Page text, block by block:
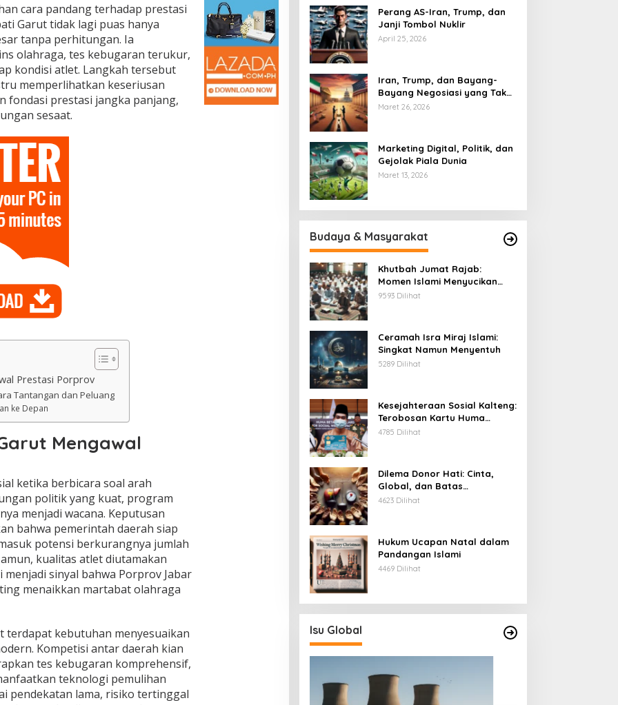
cara pandang terhadap prestasi
Garut tidak lagi puas hanya
tanpa perhitungan. Ia
olahraga, tes kebugaran terukur,
kondisi atlet. Langkah tersebut
memperlihatkan keseriusan
fondasi prestasi jangka panjang,
sesaat.
Prestasi Porprov
Tantangan dan Peluang
ke Depan
Mengawal
ketika berbicara soal arah
politik yang kuat, program
menjadi wacana. Keputusan
bahwa pemerintah daerah siap
potensi berkurangnya jumlah
kualitas atlet diutamakan
sinyal bahwa Porprov Jabar
menaikkan martabat olahraga
terdapat kebutuhan menyesuaikan
Kompetisi antar daerah kian
tes kebugaran komprehensif,
teknologi pemulihan
pendekatan lama, risiko tertinggal
Perang AS-Iran, Trump, dan
Janji Tombol Nuklir
April 25, 2026
Iran, Trump, dan Bayang-
Bayang Negosiasi yang Tak
Pernah Usai
Maret 26, 2026
Marketing Digital, Politik, dan
Gejolak Piala Dunia
Maret 13, 2026
Budaya & Masyarakat
Khutbah Jumat Rajab:
Momen Islami Menyucikan
Hati
9593 Dilihat
Ceramah Isra Miraj Islami:
Singkat Namun Menyentuh
5289 Dilihat
Kesejahteraan Sosial Kalteng:
Terobosan Kartu Huma
Betang
4785 Dilihat
Dilema Donor Hati: Cinta,
Global, dan Batas
Pengorbanan
4623 Dilihat
Hukum Ucapan Natal dalam
Pandangan Islami
4469 Dilihat
Isu Global